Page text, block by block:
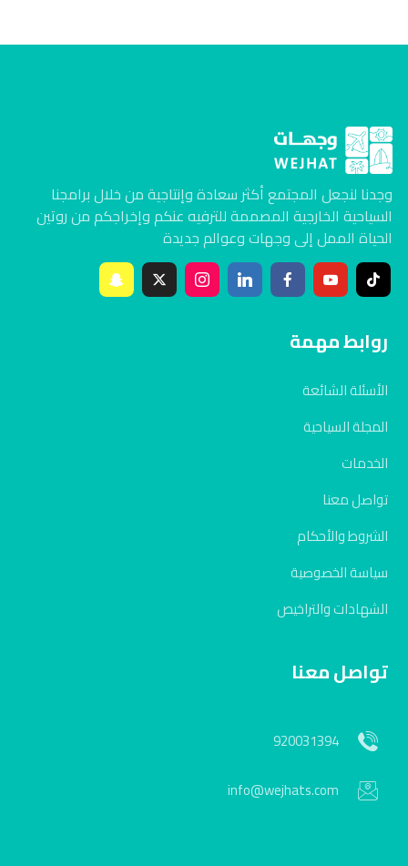
وجدنا لنجعل المجتمع أكثر سعادة وإنتاجية من خلال برامجنا
السياحية الخارجية المصممة للترفيه عنكم وإخراجكم من روتين
الحياة الممل إلى وجهات وعوالم جديدة
روابط مهمة
الأسئلة الشائعة
المجلة السياحية
الخدمات
تواصل معنا
الشروط والأحكام
سياسة الخصوصية
الشهادات والتراخيص
تواصل معنا
920031394
info@wejhats.com